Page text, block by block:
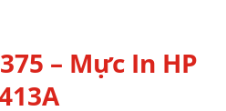
– Mực In HP